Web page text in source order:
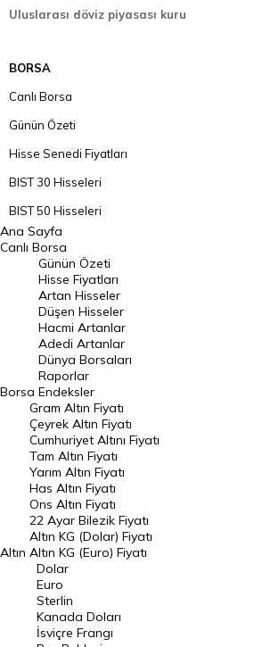
Uluslarası döviz piyasası kuru
BORSA
Canlı Borsa
Günün Özeti
Hisse Senedi Fiyatları
BIST 30 Hisseleri
BIST 50 Hisseleri
BIST 100 Hisseleri
En Çok Artan Hisseler
En Çok Düşen Hisseler
Hacmi Artanlar
Geçmiş Kapanışlar
Dünya Borsaları
Raporlar
Endeksler
DÖVİZ
Döviz Kuru
Dolar Kuru
Euro Kuru
Pound Kuru
Frank Kuru
Ana Sayfa
Canlı Borsa
Borsa
Günün Özeti
Hisse Fiyatları
Artan Hisseler
Düşen Hisseler
Hacmi Artanlar
Adedi Artanlar
Dünya Borsaları
Raporlar
Endeksler
Altın
Gram Altın Fiyatı
Çeyrek Altın Fiyatı
Cumhuriyet Altını Fiyatı
Tam Altın Fiyatı
Yarım Altın Fiyatı
Has Altın Fiyatı
Ons Altın Fiyatı
22 Ayar Bilezik Fiyatı
Altın KG (Dolar) Fiyatı
Altın KG (Euro) Fiyatı
Dolar
Euro
Sterlin
Kanada Doları
İsviçre Frangı